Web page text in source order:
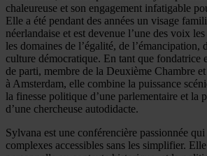
chaleureuse et son engagement infatigable
Elle a été pendant des années un visage
néerlandaise et est devenue l’une des voix
les domaines de l’égalité, de l’émancipation,
culture démocratique. En tant que fondatrice
de parti, membre de la Deuxième Chambre
à Amsterdam, elle combine la puissance
la finesse politique d’une parlementaire et la
d’une chercheuse autodidacte.
Sylvana est une conférencière passionnée
complexes accessibles sans les simplifier.